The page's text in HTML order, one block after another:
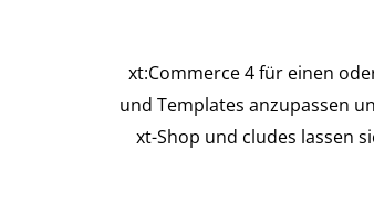
xt:Commerce 4 für einen
und Templates anzupassen
xt-Shop und cludes lassen